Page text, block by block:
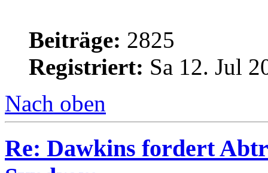
Beiträge: 2825
Registriert: Sa 12. Jul
Nach oben
Re: Dawkins fordert